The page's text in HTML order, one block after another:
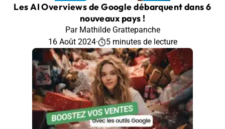
Les AI Overviews de Google débarquent dans 6
nouveaux pays !
Par Mathilde Grattepanche
16 Août 2024· 5 minutes de lecture